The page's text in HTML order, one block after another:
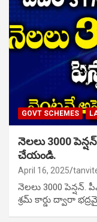
GOVT SCHEMES
నెలలు 3000
చేయండి.
April 16, 2025
నెలలు 3000 పెన్షన్.
శ్రమ్ కార్డు ద్వారా